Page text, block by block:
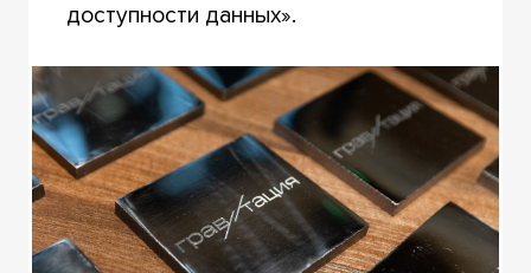
доступности данных».